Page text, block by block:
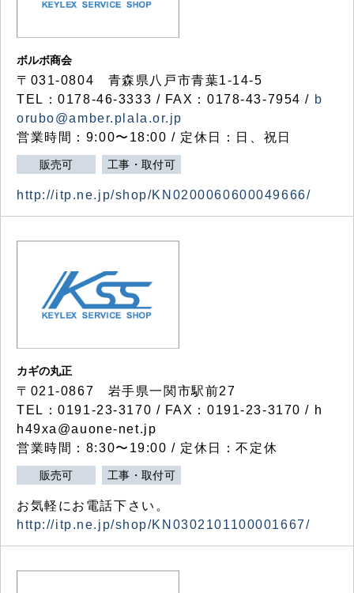
ボルボ商会
〒031-0804 青森県八戸市青葉1-14-5
TEL：0178-46-3333 / FAX：0178-43-7954 / b
orubo@amber.plala.or.jp
営業時間：9:00〜18:00 / 定休日：日、祝日
販売可 工事・取付可
http://itp.ne.jp/shop/KN0200060600049666/
カギの丸正
〒021-0867 岩手県一関市駅前27
TEL：0191-23-3170 / FAX：0191-23-3170 / h
h49xa@auone-net.jp
営業時間：8:30〜19:00 / 定休日：不定休
販売可 工事・取付可
お気軽にお電話下さい。
http://itp.ne.jp/shop/KN0302101100001667/